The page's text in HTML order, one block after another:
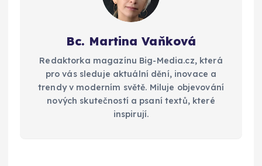
Bc. Martina Vaňková
Redaktorka magazínu Big-Media.cz, která
pro vás sleduje aktuální dění, inovace a
trendy v moderním světě. Miluje objevování
nových skutečností a psaní textů, které
inspirují.